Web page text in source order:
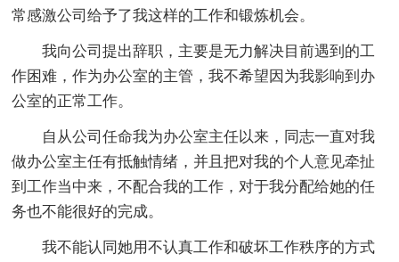
常感激公司给予了我这样的工作和锻炼机会。
我向公司提出辞职，主要是无力解决目前遇到的工
作困难，作为办公室的主管，我不希望因为我影响到办
公室的正常工作。
自从公司任命我为办公室主任以来，同志一直对我
做办公室主任有抵触情绪，并且把对我的个人意见牵扯
到工作当中来，不配合我的工作，对于我分配给她的任
务也不能很好的完成。
我不能认同她用不认真工作和破坏工作秩序的方式